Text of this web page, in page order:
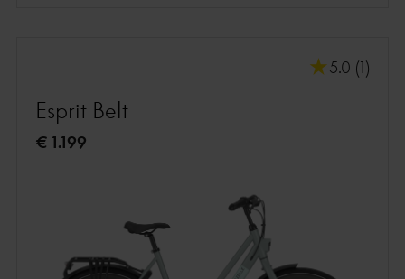
5.0 (1)
Esprit Belt
€ 1.199